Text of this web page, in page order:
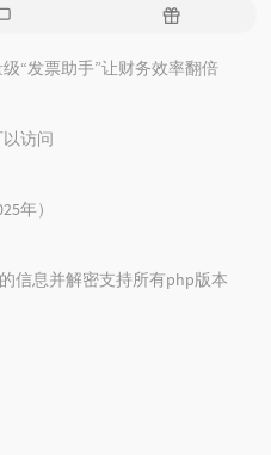
评
论
随
文
章
“发票助手”让财务效率翻倍
访问
年）
信息并解密支持所有php版本